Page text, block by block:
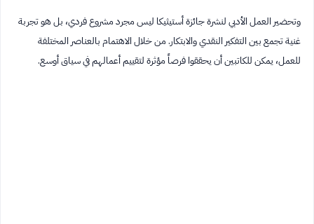
وتحضير العمل الأدبي لنشرة جائزة أستيثيكا ليس مجرد مشروع فردي، بل هو تجربة
غنية تجمع بين التفكير النقدي والابتكار. من خلال الاهتمام بالعناصر المختلفة
للعمل، يمكن للكاتبين أن يحققوا فرصاً مؤثرة لتقييم أعمالهم في سياق أوسع.